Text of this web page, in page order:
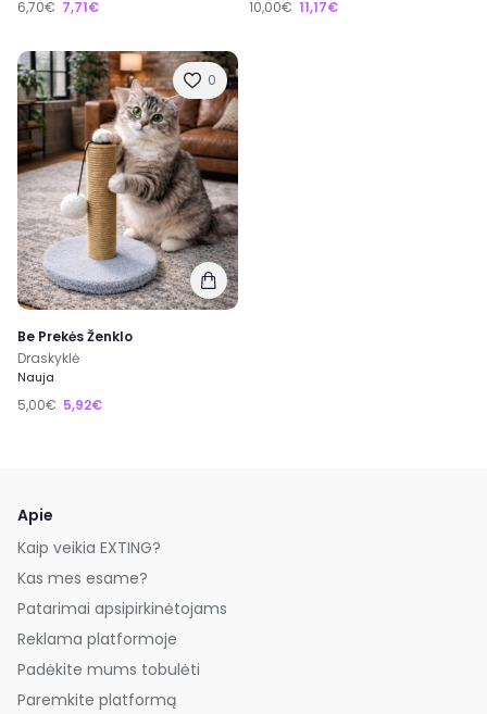
6,70€ 7,71€ 10,00€ 11,17€
0
Be Prekės Ženklo
Draskyklė
Nauja
5,00€ 5,92€
Apie
Kaip veikia EXTING?
Kas mes esame?
Patarimai apsipirkinėtojams
Reklama platformoje
Padėkite mums tobulėti
Paremkite platformą